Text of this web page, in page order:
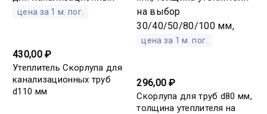
цена за 1 м. пог.
430,00 ₽
Утеплитель Скорлупа для
канализационных труб
d110 мм
цена за 1 м. пог.
296,00 ₽
Скорлупа для труб d80 мм,
толщина утеплителя на